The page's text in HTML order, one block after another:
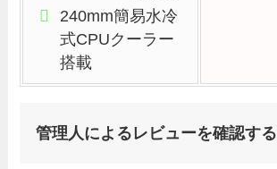
240mm簡易水冷
式CPUクーラー
搭載
管理人によるレビューを確認する